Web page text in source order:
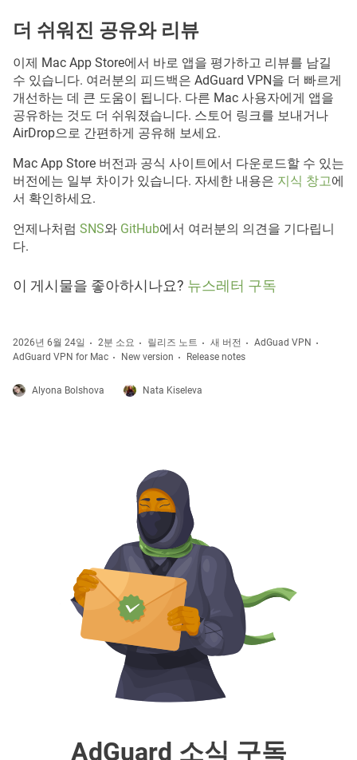
더 쉬워진 공유와 리뷰
이제 Mac App Store에서 바로 앱을 평가하고 리뷰를 남길
수 있습니다. 여러분의 피드백은 AdGuard VPN을 더 빠르게
개선하는 데 큰 도움이 됩니다. 다른 Mac 사용자에게 앱을
공유하는 것도 더 쉬워졌습니다. 스토어 링크를 보내거나
AirDrop으로 간편하게 공유해 보세요.
Mac App Store 버전과 공식 사이트에서 다운로드할 수 있는
버전에는 일부 차이가 있습니다. 자세한 내용은 지식 창고에
서 확인하세요.
언제나처럼 SNS와 GitHub에서 여러분의 의견을 기다립니
다.
이 게시물을 좋아하시나요? 뉴스레터 구독
2026년 6월 24일 2분 소요 릴리즈 노트 새 버전
AdGuad VPN
AdGuard VPN for Mac
New version Release notes
Alyona Bolshova Nata Kiseleva
AdGuard 소식 구독